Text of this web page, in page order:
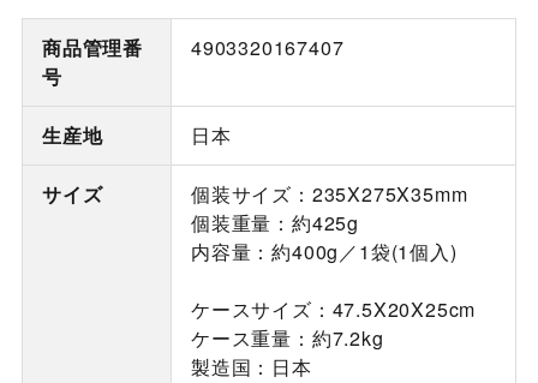
商品管理番
号
4903320167407
生産地 日本
サイズ
個装サイズ：235X275X35mm
個装重量：約425g
内容量：約400g／1袋(1個入)
ケースサイズ：47.5X20X25cm
ケース重量：約7.2kg
製造国：日本